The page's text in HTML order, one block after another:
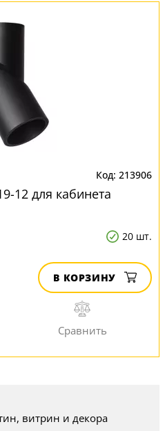
213906
12 для кабинета
20 шт.
В КОРЗИНУ
витрин и декора